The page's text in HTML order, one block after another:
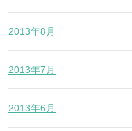
2013年8月
2013年7月
2013年6月